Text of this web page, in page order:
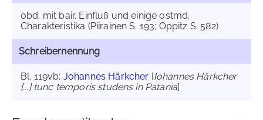
obd. mit bair. Einfluß und einige ostmd.
Charakteristika (Piirainen S. 193; Oppitz S. 582)
Schreibernennung
Bl. 119vb: Johannes Härkcher [Iohannes Härkcher
[...] tunc temporis studens in Patania]